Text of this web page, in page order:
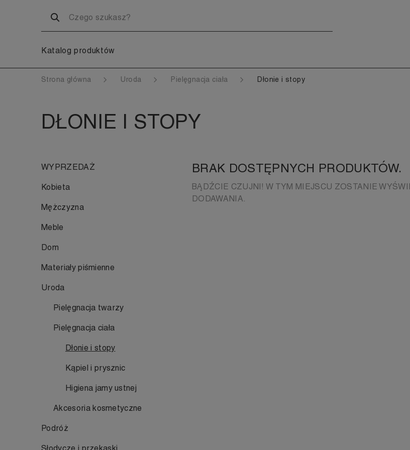
Katalog produktów
Strona główna Uroda Pielęgnacja ciała Dłonie i stopy
DŁONIE I STOPY
WYPRZEDAŻ
Kobieta
Mężczyzna
Meble
Dom
Materiały piśmienne
Uroda
Pielęgnacja twarzy
Pielęgnacja ciała
Dłonie i stopy
Kąpiel i prysznic
Higiena jamy ustnej
Akcesoria kosmetyczne
Podróż
BRAK DOSTĘPNYCH PRODUKTÓW.
BĄDŹCIE CZUJNI! W TYM MIEJSCU ZOSTANIE
DODAWANIA.